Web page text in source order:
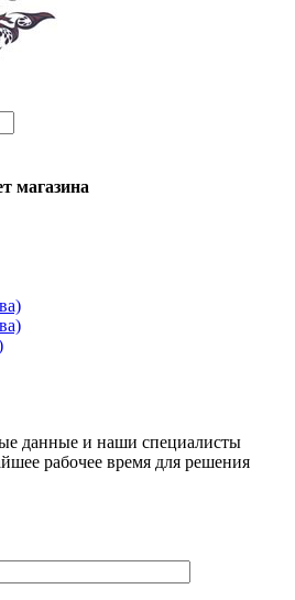
магазина
данные и наши специалисты
рабочее время для решения